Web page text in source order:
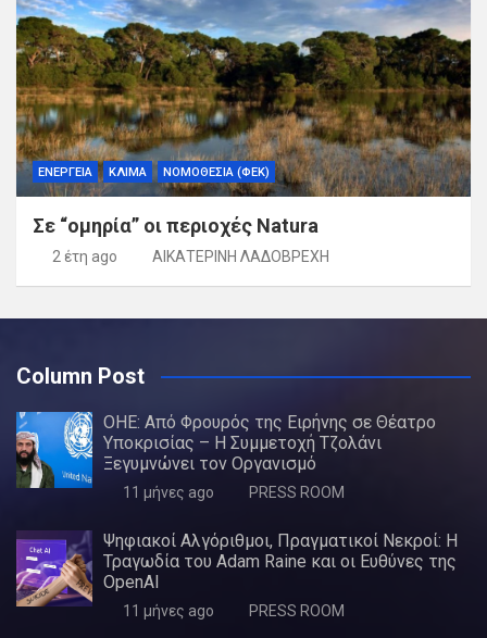
ΕΝΕΡΓΕΙΑ ΚΛΙΜΑ ΝΟΜΟΘΕΣΙΑ (ΦΕΚ)
Σε “ομηρία” οι περιοχές Natura
2 έτη ago ΑΙΚΑΤΕΡΙΝΗ ΛΑΔΟΒΡΕΧΗ
Column Post
ΟΗΕ: Από Φρουρός της Ειρήνης σε Θέατρο
Υποκρισίας – Η Συμμετοχή Τζολάνι
Ξεγυμνώνει τον Οργανισμό
11 μήνες ago PRESS ROOM
Ψηφιακοί Αλγόριθμοι, Πραγματικοί Νεκροί: Η
Τραγωδία του Adam Raine και οι Ευθύνες της
OpenAI
11 μήνες ago PRESS ROOM